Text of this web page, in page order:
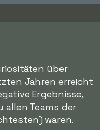
über
Jahren erreicht
Ergebnisse,
allen Teams der
waren.